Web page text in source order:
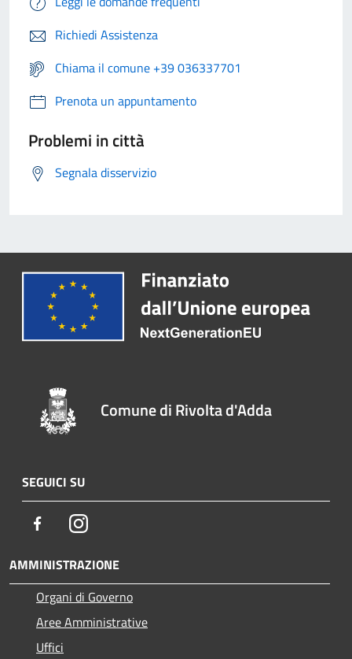
Richiedi Assistenza
Chiama il comune +39 036337701
Prenota un appuntamento
Problemi in città
Segnala disservizio
Comune di Rivolta d'Adda
SEGUICI SU
FacebookInstagram
AMMINISTRAZIONE
Organi di Governo
Aree Amministrative
Uffici